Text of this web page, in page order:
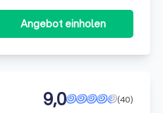
Angebot einholen
(40)
9,0